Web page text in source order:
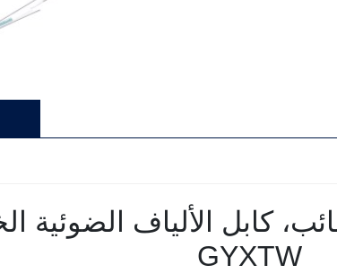
كابل الألياف الضوئية
GYXTW